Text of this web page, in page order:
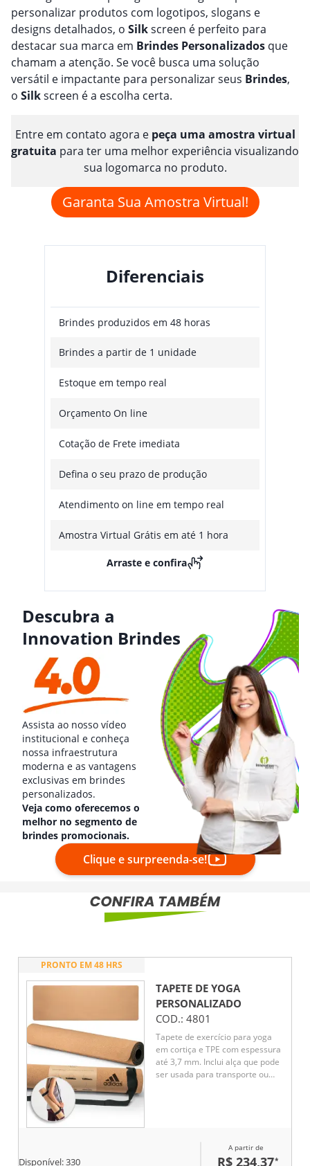
personalizar produtos com logotipos, slogans e
designs detalhados, o Silkscreen é perfeito para
destacar sua marca em Brindes Personalizados que
chamam a atenção. Se você busca uma solução
versátil e impactante para personalizar seus Brindes,
o Silkscreen é a escolha certa.
Entre em contato agora e peça uma amostra virtual
gratuita para ter uma melhor experiência visualizando
sua logomarca no produto.
Garanta Sua Amostra Virtual!
Diferenciais
Brindes produzidos em 48 horas
Brindes a partir de 1 unidade
Estoque em tempo real
Orçamento On line
Cotação de Frete imediata
Defina o seu prazo de produção
Atendimento on line em tempo real
Amostra Virtual Grátis em até 1 hora
Arraste e confira
Descubra a
Innovation Brindes
Assista ao nosso vídeo
institucional e conheça
nossa infraestrutura
moderna e as vantagens
exclusivas em brindes
personalizados.
Veja como oferecemos o
melhor no segmento de
brindes promocionais.
Clique e surpreenda-se!
PRONTO EM 48 HRS
TAPETE DE YOGA
PERSONALIZADO
COD.: 4801
Tapete de exercício para yoga
em cortiça e TPE com espessura
até 3,7 mm. Inclui alça que pode
ser usada para transporte ou
Disponível:330
A partir de
R$ 234,37*